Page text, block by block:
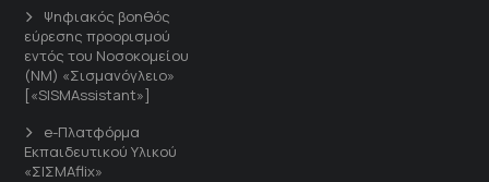
Ψηφιακός βοηθός
εύρεσης προορισμού
εντός του Νοσοκομείου
(ΝΜ) «Σισμανόγλειο»
[«SISMAssistant»]
e-Πλατφόρμα
Εκπαιδευτικού Υλικού
«ΣΙΣΜΑflix»